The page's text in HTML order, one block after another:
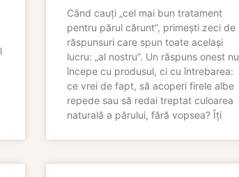
Când cauți „cel mai bun tratament
pentru părul cărunt”, primești zeci de
răspunsuri care spun toate același
lucru: „al nostru”. Un răspuns onest nu
începe cu produsul, ci cu întrebarea:
ce vrei de fapt, să acoperi firele albe
repede sau să redai treptat culoarea
naturală a părului, fără vopsea? Îți